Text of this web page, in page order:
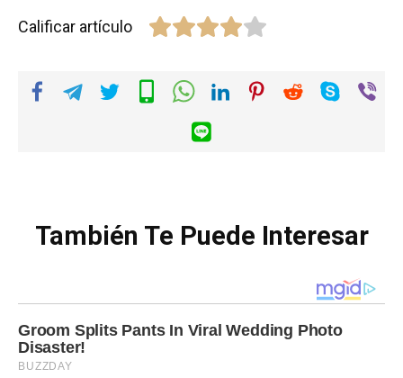
Calificar artículo
También Te Puede Interesar